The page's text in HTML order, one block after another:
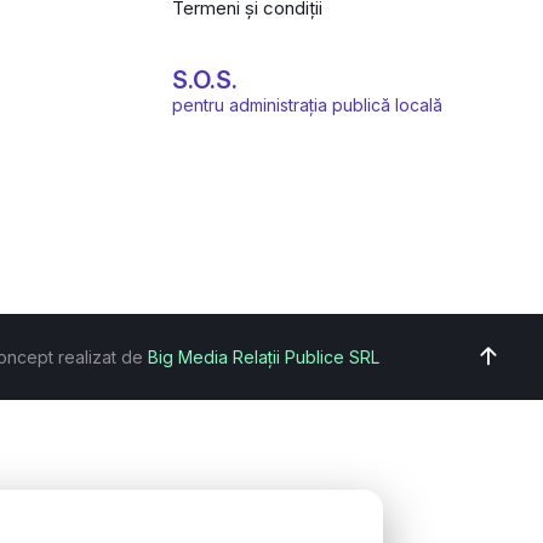
Termeni și condiții
S.O.S.
pentru administrația publică locală
realizat de Big Media Relații Publice SRL